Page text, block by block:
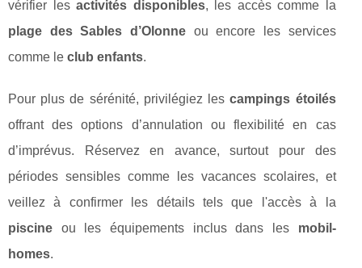
vérifier lesactivités disponibles, les accès comme la
plage des Sables d’Olonneou encore les services
comme le club enfants.
Pour plus de sérénité, privilégiez lescampings étoilés
offrant des options d’annulation ou flexibilité en cas
d’imprévus. Réservez en avance, surtout pour des
périodes sensibles comme les vacances scolaires, et
veillez à confirmer les détails tels que l'accès à la
piscine ou les équipements inclus dans les mobil-
homes.